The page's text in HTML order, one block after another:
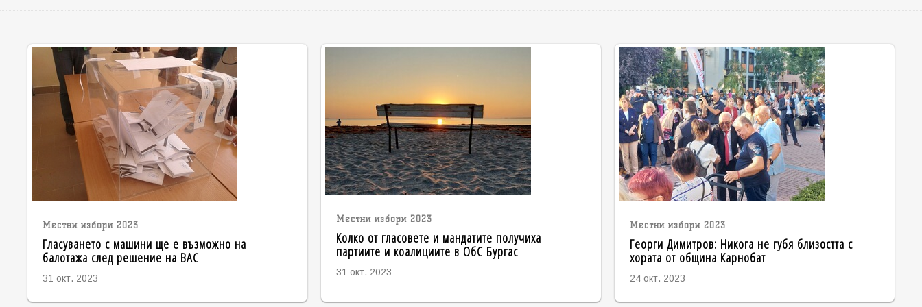
Местни избори 2023
Гласуването с машини ще е възможно на
балотажа след решение на ВАС
31 окт. 2023
Местни избори 2023
Колко от гласовете и мандатите получиха
партиите и коалициите в ОбС Бургас
31 окт. 2023
Местни избори 2023
Георги Димитров: Никога не губя близостта с
хората от община Карнобат
24 окт. 2023